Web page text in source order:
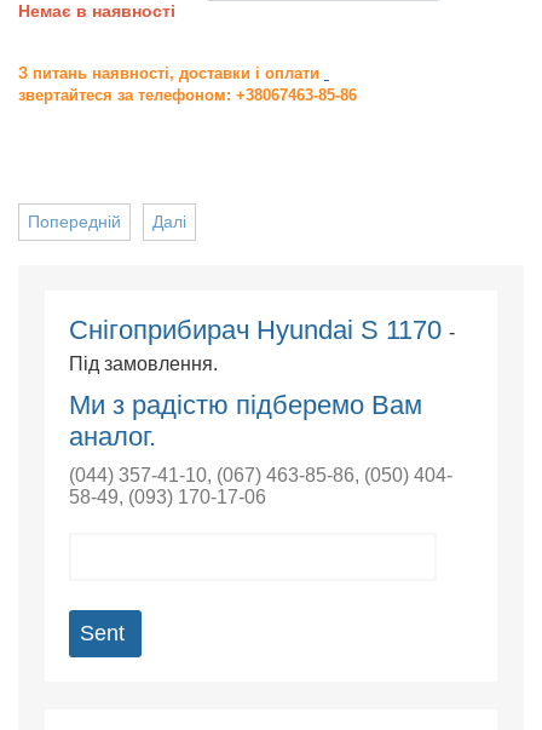
Немає в наявності
З питань наявності, доставки і оплати
звертайтеся за телефоном: +38067463-85-86
Далі
Попередній
Снігоприбирач Hyundai S 1170 -
Під замовлення.
Ми з радістю підберемо Вам
аналог.
(044) 357-41-10, (067) 463-85-86, (050) 404-
58-49, (093) 170-17-06
Sent